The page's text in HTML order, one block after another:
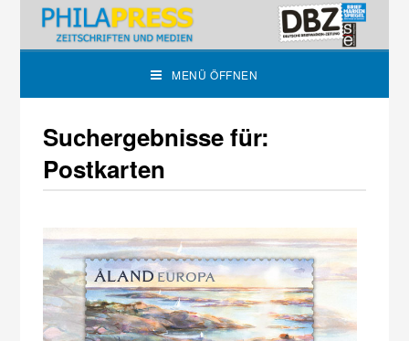
MENÜ ÖFFNEN
Suchergebnisse für:
Postkarten